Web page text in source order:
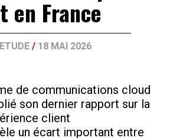
en France
ETUDE/ 18 MAI 2026
de communications cloud
son dernier rapport sur la
client
un écart important entre